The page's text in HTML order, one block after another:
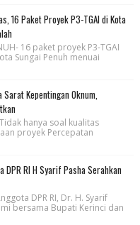
16 Paket Proyek P3-TGAI di Kota
16 paket proyek P3-TGAI
Sungai Penuh menuai
Kepentingan Oknum,
hanya soal kualitas
proyek Percepatan
RI H Syarif Pasha Serahkan
DPR RI, Dr. H. Syarif
bersama Bupati Kerinci dan